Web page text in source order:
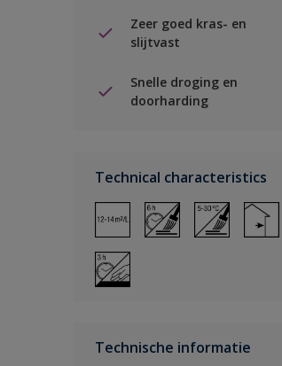
Zeer goed kras- en
slijtvast
Snelle droging en
doorharding
Technical characteristics
Technische informatie